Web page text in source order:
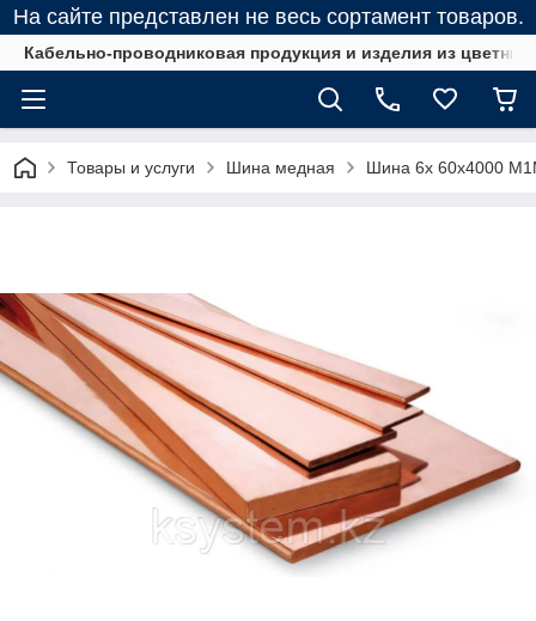
На сайте представлен не весь сортамент товаров.
Кабельно-проводниковая продукция и изделия из
Товары и услуги Шина медная Шина 6х 60х4000